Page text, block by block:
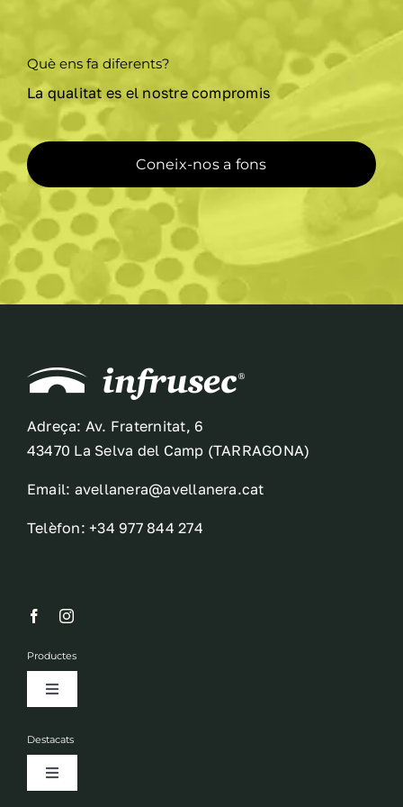
del
producte
Què ens fa diferents?
La qualitat es el nostre compromis
Coneix-nos a fons
Adreça: Av. Fraternitat, 6
43470 La Selva del Camp (TARRAGONA)
Email: avellanera@avellanera.cat
Telèfon: +34 977 844 274
Productes
Toggle
Fruits secs
Olis
Destacats
Toggle